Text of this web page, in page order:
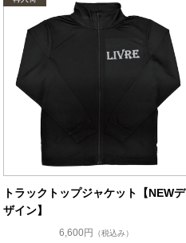
トラックトップジャケット【NEWデ
ザイン】
6,600円 （税込み）